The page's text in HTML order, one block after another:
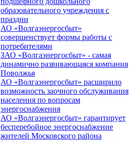
образовательного учреждения с
праздни
АО «Волгаэнергосбыт»
совершенствует формы работы с
потребителями
ЗАО «Волгаэнергосбыт» - самая
динамично развивающаяся компания
Поволжья
АО «Волгаэнергосбыт» расширило
возможность заочного обслуживания
населения по вопросам
энергоснабжения
АО «Волгаэнергосбыт» гарантирует
бесперебойное энергоснабжение
жителей Московского района